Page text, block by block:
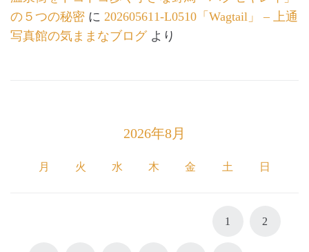
の５つの秘密 に 202605611-L0510「Wagtail」 – 上通
写真館の気ままなブログより
2026年8月
月 火 水 木 金 土 日
1 2